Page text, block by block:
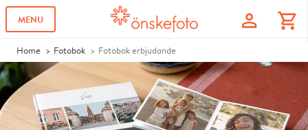
MENU profile shopping_cart
Home Fotobok Fotobok erbjudande